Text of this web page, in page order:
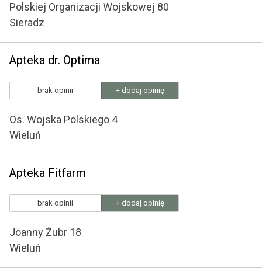
Polskiej Organizacji Wojskowej 80
Sieradz
Apteka dr. Optima
brak opinii + dodaj opinię
Os. Wojska Polskiego 4
Wieluń
Apteka Fitfarm
brak opinii + dodaj opinię
Joanny Żubr 18
Wieluń